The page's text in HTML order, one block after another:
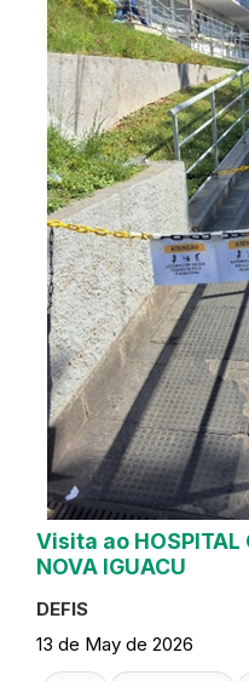
Visita ao HOSPITAL
NOVA IGUACU
DEFIS
13 de May de 2026